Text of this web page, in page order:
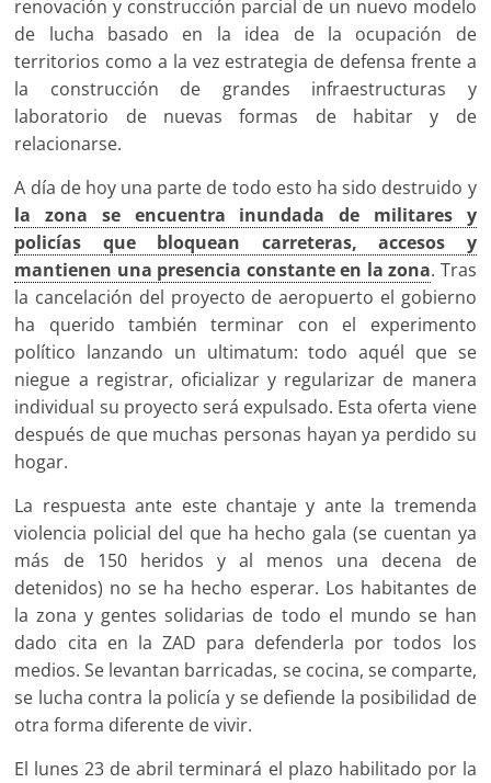
renovación y construcción parcial de un nuevo modelo
de lucha basado en la idea de la ocupación de
territorios como a la vez estrategia de defensa frente a
la construcción de grandes infraestructuras y
laboratorio de nuevas formas de habitar y de
relacionarse.
A día de hoy una parte de todo esto ha sido destruido y
la zona se encuentra inundada de militares y
policías que bloquean carreteras, accesos y
mantienen una presencia constante en la zona. Tras
la cancelación del proyecto de aeropuerto el gobierno
ha querido también terminar con el experimento
político lanzando un ultimatum: todo aquél que se
niegue a registrar, oficializar y regularizar de manera
individual su proyecto será expulsado. Esta oferta viene
después de que muchas personas hayan ya perdido su
hogar.
La respuesta ante este chantaje y ante la tremenda
violencia policial del que ha hecho gala (se cuentan ya
más de 150 heridos y al menos una decena de
detenidos) no se ha hecho esperar. Los habitantes de
la zona y gentes solidarias de todo el mundo se han
dado cita en la ZAD para defenderla por todos los
medios. Se levantan barricadas, se cocina, se comparte,
se lucha contra la policía y se defiende la posibilidad de
otra forma diferente de vivir.
El lunes 23 de abril terminará el plazo habilitado por la